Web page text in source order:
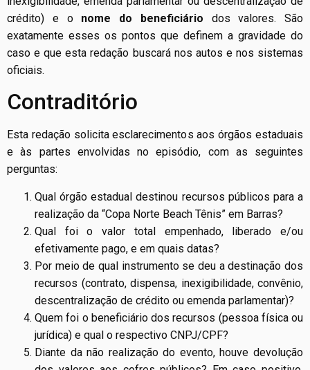
crédito) e o nome do beneficiário dos valores. São
exatamente esses os pontos que definem a gravidade do
caso e que esta redação buscará nos autos e nos sistemas
oficiais.
Contraditório
Esta redação solicita esclarecimentos aos órgãos estaduais
e às partes envolvidas no episódio, com as seguintes
perguntas:
Qual órgão estadual destinou recursos públicos para a
realização da “Copa Norte Beach Tênis” em Barras?
Qual foi o valor total empenhado, liberado e/ou
efetivamente pago, e em quais datas?
Por meio de qual instrumento se deu a destinação dos
recursos (contrato, dispensa, inexigibilidade, convênio,
descentralização de crédito ou emenda parlamentar)?
Quem foi o beneficiário dos recursos (pessoa física ou
jurídica) e qual o respectivo CNPJ/CPF?
Diante da não realização do evento, houve devolução